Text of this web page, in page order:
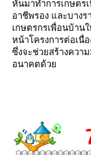
หันมาทำการเกษตร
อาชีพรอง และบาง
เกษตรกรเพื่อนบ้าน
หน้าโครงการต่อเนื่
ซึ่งจะช่วยสร้างควา
อนาคตด้ว